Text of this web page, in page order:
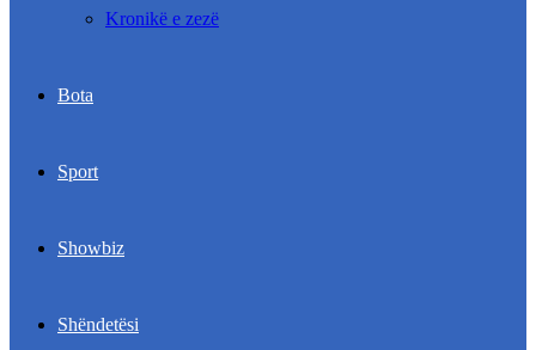
Kronikë e zezë
Bota
Sport
Showbiz
Shëndetësi